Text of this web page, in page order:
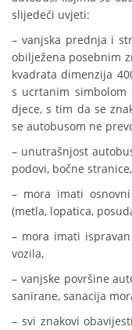
slijedeći uvjeti:
– vanjska prednja i
obilježena posebnim
kvadrata dimenzija
s ucrtanim
djece, s tim da se
se autobusom ne
– unutrašnjost
podovi, bočne
– mora imati
(metla, lopatica,
– mora imati
vozila,
– vanjske površine
sanirane, sanacija
– svi znakovi